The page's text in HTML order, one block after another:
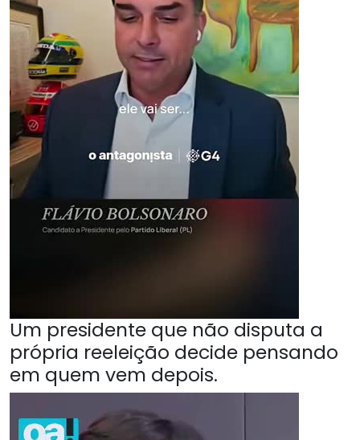
Um presidente que não disputa a
própria reeleição decide pensando
em quem vem depois.